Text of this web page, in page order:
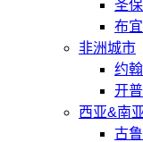
圣
布
非洲城市
约
开
西亚&南
古